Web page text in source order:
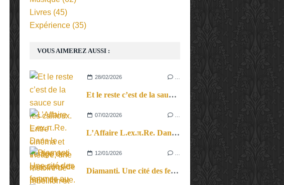
VOUS AIMEREZ AUSSI :
28/02/2026
Et le reste c’est de la sauce sur les cailloux. Entre cinéma et théâtre, une histoire de rébellion et de résistance.
07/02/2026
L’Affaire L.ex.π.Re. Dans le vertige des questions de point de vue.
12/01/2026
Diamanti. Une cité des femmes au pays de la couture et du costume.
Livres (45)
Expérience (35)